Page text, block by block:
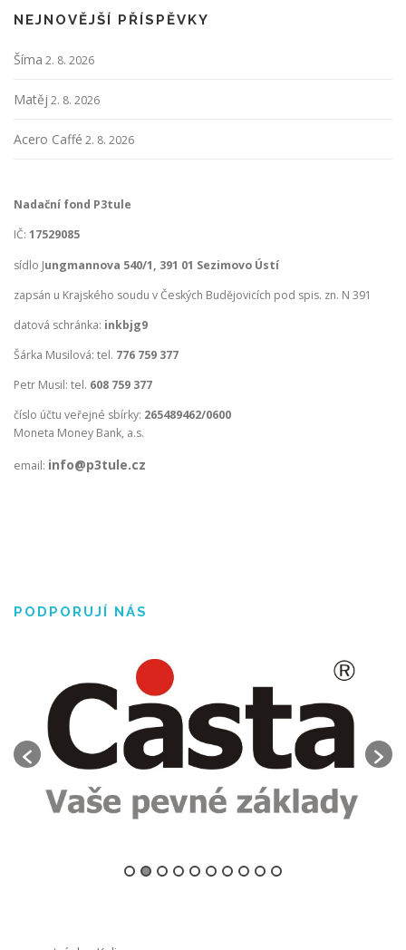
r
o
p
ř
s
v
k
y
NEJNOVĚJŠÍ PŘÍSPĚVKY
Šíma 2. 8. 2026
Matěj 2. 8. 2026
Acero Caffé 2. 8. 2026
Nadační fond P3tule
IČ: 17529085
sídlo Jungmannova 540/1, 391 01 Sezimovo Ústí
zapsán u Krajského soudu v Českých Budějovicích pod spis. zn. N 391
datová schránka: inkbjg9
Šárka Musilová: tel. 776 759 377
Petr Musil: tel. 608 759 377
číslo účtu veřejné sbírky: 265489462/0600
Moneta Money Bank, a.s.
email: info@p3tule.cz
PODPORUJÍ NÁS